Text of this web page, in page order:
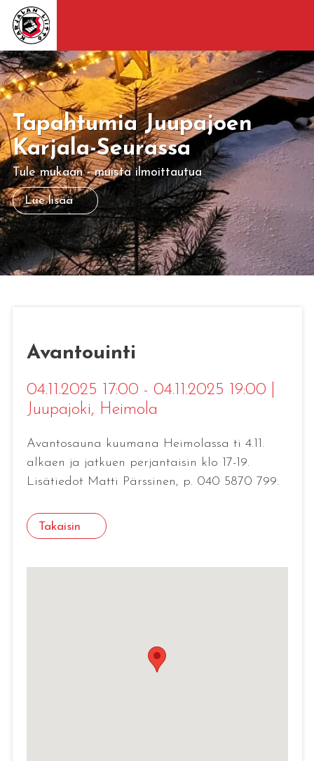
Tapahtumia Juupajoen
Karjala-Seurassa
Tule mukaan - muista ilmoittautua
Lue lisää
Avantouinti
04.11.2025 17:00 - 04.11.2025 19:00
Juupajoki, Heimola
Avantosauna kuumana Heimolassa ti 4.11.
alkaen ja jatkuen perjantaisin klo 17-19.
Lisätiedot Matti Pärssinen, p. 040 5870 799.
Takaisin